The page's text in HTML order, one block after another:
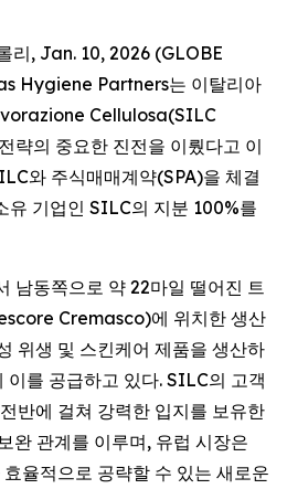
리, Jan. 10, 2026 (GLOBE
Hygiene Partners는 이탈리아
Cellulosa(SILC
략의 중요한 진전을 이뤘다고 이
와 주식매매계약(SPA)을 체결
유 기업인 SILC의 지분 100%를
남동쪽으로 약 22마일 떨어진 트
Cremasco)에 위치한 생산
위생 및 스킨케어 제품을 생산하
이를 공급하고 있다. SILC의 고객
반에 걸쳐 강력한 입지를 보유한
완 관계를 이루며, 유럽 시장은
율적으로 공략할 수 있는 새로운